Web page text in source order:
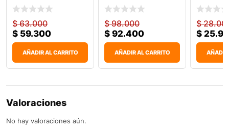
$63.000
$ 59.300
AÑADIR AL CARRITO
WF10088 Wix
$98.000
$ 92.400
AÑADIR AL CARRITO
$
$
AÑADIR
Valoraciones
No hay valoraciones aún.